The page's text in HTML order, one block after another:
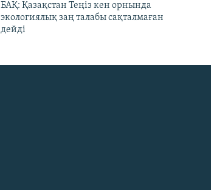
БАҚ: Қазақстан Теңіз кен орнында
экологиялық заң талабы сақталмаған
дейді